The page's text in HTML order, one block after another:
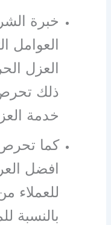
خبرة
العوامل
العزل
ذلك
خدمة
كما
افضل
للعملاء
بالنسبة